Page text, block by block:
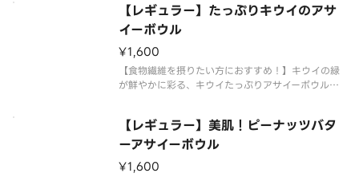
ます。アサイーにかけてお召し上がりください。◆
サイズレギュラー：アサイーベー
【レギュラー】たっぷりキウイのアサ
イーボウル
¥1,600
【食物繊維を摂りたい方におすすめ！】キウイの緑
が鮮やかに彩る、キウイたっぷりアサイーボウル！
ズレギュラー：アサイーベース220g目安ラージ：
アサイーベース300g目安エ
【レギュラー】美肌！ピーナッツバタ
ーアサイーボウル
¥1,600